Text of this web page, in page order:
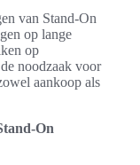
van Stand-On
op lange
op
noodzaak voor
aankoop als
On